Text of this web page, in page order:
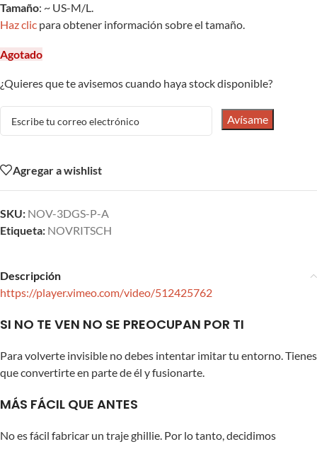
Tamaño: ~ US-M/L.
Haz clic para obtener información sobre el tamaño.
Agotado
¿Quieres que te avisemos cuando haya stock disponible?
Avísame
Agregar a wishlist
SKU: NOV-3DGS-P-A
Etiqueta: NOVRITSCH
Descripción
https://player.vimeo.com/video/512425762
SI NO TE VEN NO SE PREOCUPAN POR TI
Para volverte invisible no debes intentar imitar tu entorno. Tienes
que convertirte en parte de él y fusionarte.
MÁS FÁCIL QUE ANTES
No es fácil fabricar un traje ghillie. Por lo tanto, decidimos